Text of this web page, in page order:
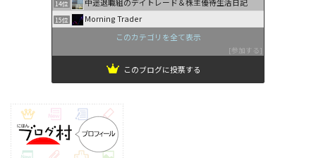
14位
15位
Morning Trader
このカテゴリを全て表示
参加する
このブログに投票する